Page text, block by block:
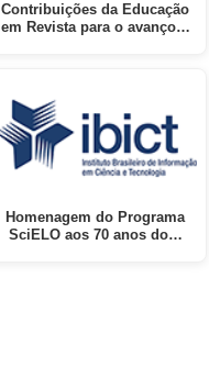
Contribuições da Educação
em Revista para o avanço…
Homenagem do Programa
SciELO aos 70 anos do…